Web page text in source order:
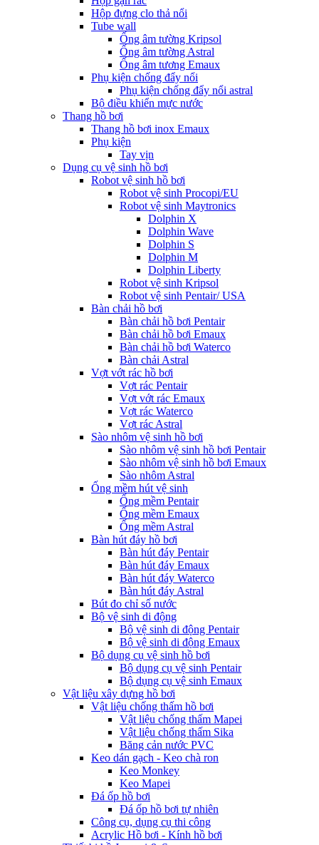
Hộp đựng clo thả nổi
Tube wall
Ống âm tường Kripsol
Ống âm tường Astral
Ống âm tương Emaux
Phụ kiện chống đẩy nổi
Phụ kiện chống đẩy nổi astral
Bộ điều khiển mực nước
Thang hồ bơi
Thang hồ bơi inox Emaux
Phụ kiện
Tay vịn
Dụng cụ vệ sinh hồ bơi
Robot vệ sinh hồ bơi
Robot vệ sinh Procopi/EU
Robot vệ sinh Maytronics
Dolphin X
Dolphin Wave
Dolphin S
Dolphin M
Dolphin Liberty
Robot vệ sinh Kripsol
Robot vệ sinh Pentair/ USA
Bàn chải hồ bơi
Bàn chải hồ bơi Pentair
Bàn chải hồ bơi Emaux
Bàn chải hồ bơi Waterco
Bàn chải Astral
Vợt vớt rác hồ bơi
Vợt rác Pentair
Vợt vớt rác Emaux
Vợt rác Waterco
Vợt rác Astral
Sào nhôm vệ sinh hồ bơi
Sào nhôm vệ sinh hồ bơi Pentair
Sào nhôm vệ sinh hồ bơi Emaux
Sào nhôm Astral
Ống mềm hút vệ sinh
Ống mềm Pentair
Ống mềm Emaux
Ống mềm Astral
Bàn hút đáy hồ bơi
Bàn hút đáy Pentair
Bàn hút đáy Emaux
Bàn hút đáy Waterco
Bàn hút đáy Astral
Bút đo chỉ số nước
Bộ vệ sinh di động
Bộ vệ sinh di động Pentair
Bộ vệ sinh di động Emaux
Bộ dụng cụ vệ sinh hồ bơi
Bộ dụng cụ vệ sinh Pentair
Bộ dụng cụ vệ sinh Emaux
Vật liệu xây dựng hồ bơi
Vật liệu chống thấm hồ bơi
Vật liệu chống thấm Mapei
Vật liệu chống thấm Sika
Băng cản nước PVC
Keo dán gạch - Keo chà ron
Keo Monkey
Keo Mapei
Đá ốp hồ bơi
Đá ốp hồ bơi tự nhiên
Công cụ, dụng cụ thi công
Acrylic Hồ bơi - Kính hồ bơi